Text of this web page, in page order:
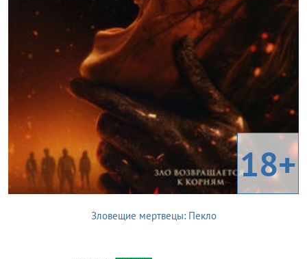
18+
Зловещие мертвецы: Пекло